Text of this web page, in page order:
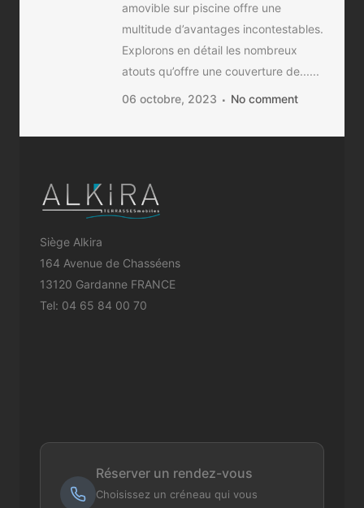
amovible sur piscine offre une
multitude d’avantages incontestables.
Explorons en détail les nombreux
atouts qu’offre une couverture de......
06 octobre, 2023
No comment
Siège Alkira
164 Avenue de Chasséens
13120 Gardanne FRANCE
Tel: 04 65 84 00 70
Réserver un rendez-vous
Choisissez un créneau qui vous